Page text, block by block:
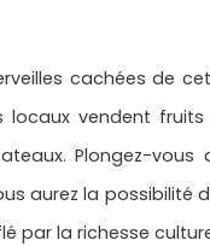
cachées de
vendent fruits
Plongez-
aurez la possibilité
par la richesse